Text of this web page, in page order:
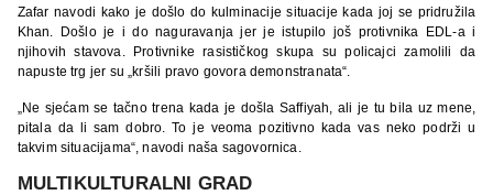
Zafar navodi kako je došlo do kulminacije situacije kada joj se pridružila
Khan. Došlo je i do naguravanja jer je istupilo još protivnika EDL-a i
njihovih stavova. Protivnike rasističkog skupa su policajci zamolili da
napuste trg jer su „kršili pravo govora demonstranata“.
„Ne sjećam se tačno trena kada je došla Saffiyah, ali je tu bila uz mene,
pitala da li sam dobro. To je veoma pozitivno kada vas neko podrži u
takvim situacijama“, navodi naša sagovornica.
MULTIKULTURALNI GRAD